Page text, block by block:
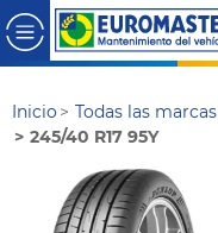
Inicio Todas las marcas
245/40 R17 95Y